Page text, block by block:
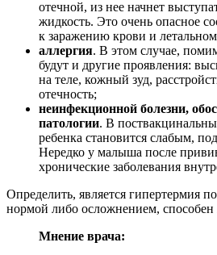
отечной, из нее начнет
жидкость. Это очень опасное
к заражению крови и
аллергия. В этом случае,
будут и другие проявления:
на теле, кожный зуд,
отечность;
неинфекционной болезни,
патологии. В
ребенка становится слабым,
Нередко у малыша после
хронические заболевания
Определить, является гипертермия
нормой либо осложнением,
Мнение врача: